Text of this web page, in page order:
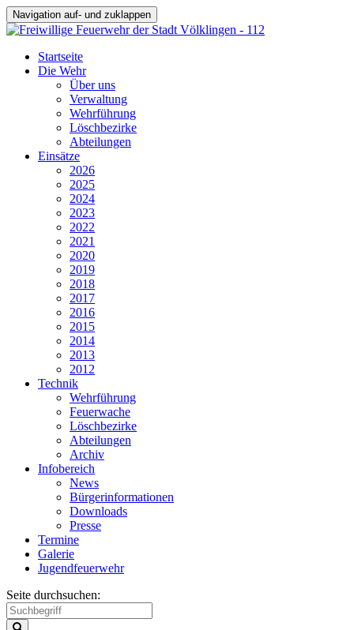
Navigation auf- und zuklappen
Startseite
Die Wehr
Über uns
Verwaltung
Wehrführung
Löschbezirke
Abteilungen
Einsätze
2026
2025
2024
2023
2022
2021
2020
2019
2018
2017
2016
2015
2014
2013
2012
Technik
Wehrführung
Feuerwache
Löschbezirke
Abteilungen
Archiv
Infobereich
News
Bürgerinformationen
Downloads
Presse
Termine
Galerie
Jugendfeuerwehr
Seite durchsuchen: